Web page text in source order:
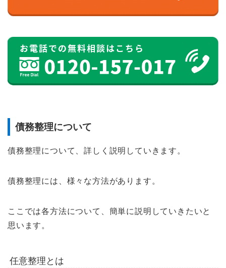
債務整理について
債務整理について、詳しく説明していきます。
債務整理には、様々な方法があります。
ここでは各方法について、簡単に説明していきたいと
思います。
任意整理とは